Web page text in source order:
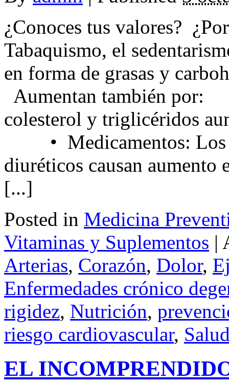
¿Conoces tus valores?
Tabaquismo, el
en forma de grasas y
Aumentan también
colesterol y triglicéridos
• Medicamentos: Los
diuréticos causan
[...]
Posted in Medicina
Vitaminas y Suplementos |
Arterias, Corazón, Dolor,
Enfermedades crónico
rigidez, Nutrición,
riesgo cardiovascular,
EL